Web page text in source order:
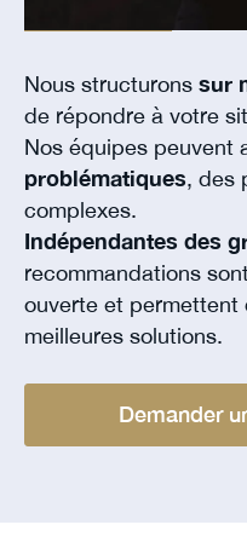
Nous structurons sur
de répondre à votre
Nos équipes peuvent
problématiques, des
complexes.
Indépendantes des
recommandations
ouverte et permettent
meilleures solutions.
Demander